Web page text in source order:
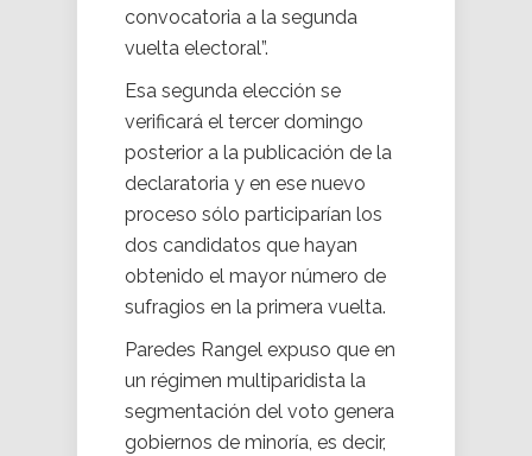
convocatoria a la segunda
vuelta electoral”.
Esa segunda elección se
verificará el tercer domingo
posterior a la publicación de la
declaratoria y en ese nuevo
proceso sólo participarían los
dos candidatos que hayan
obtenido el mayor número de
sufragios en la primera vuelta.
Paredes Rangel expuso que en
un régimen multiparidista la
segmentación del voto genera
gobiernos de minoría, es decir,